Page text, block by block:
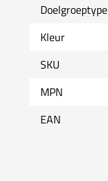
Doelgroeptype
Kleur
SKU
MPN
EAN